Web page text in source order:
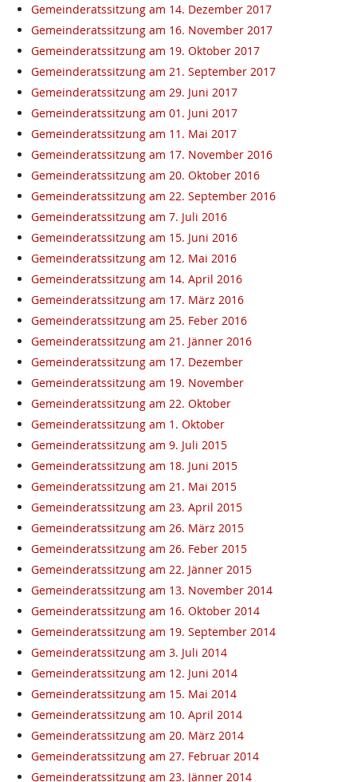
Gemeinderatssitzung am 14. Dezember 2017
Gemeinderatssitzung am 16. November 2017
Gemeinderatssitzung am 19. Oktober 2017
Gemeinderatssitzung am 21. September 2017
Gemeinderatssitzung am 29. Juni 2017
Gemeinderatssitzung am 01. Juni 2017
Gemeinderatssitzung am 11. Mai 2017
Gemeinderatssitzung am 17. November 2016
Gemeinderatssitzung am 20. Oktober 2016
Gemeinderatssitzung am 22. September 2016
Gemeinderatssitzung am 7. Juli 2016
Gemeinderatssitzung am 15. Juni 2016
Gemeinderatssitzung am 12. Mai 2016
Gemeinderatssitzung am 14. April 2016
Gemeinderatssitzung am 17. März 2016
Gemeinderatssitzung am 25. Feber 2016
Gemeinderatssitzung am 21. Jänner 2016
Gemeinderatssitzung am 17. Dezember
Gemeinderatssitzung am 19. November
Gemeinderatssitzung am 22. Oktober
Gemeinderatssitzung am 1. Oktober
Gemeinderatssitzung am 9. Juli 2015
Gemeinderatssitzung am 18. Juni 2015
Gemeinderatssitzung am 21. Mai 2015
Gemeinderatssitzung am 23. April 2015
Gemeinderatssitzung am 26. März 2015
Gemeinderatssitzung am 26. Feber 2015
Gemeinderatssitzung am 22. Jänner 2015
Gemeinderatssitzung am 13. November 2014
Gemeinderatssitzung am 16. Oktober 2014
Gemeinderatssitzung am 19. September 2014
Gemeinderatssitzung am 3. Juli 2014
Gemeinderatssitzung am 12. Juni 2014
Gemeinderatssitzung am 15. Mai 2014
Gemeinderatssitzung am 10. April 2014
Gemeinderatssitzung am 20. März 2014
Gemeinderatssitzung am 27. Februar 2014
Gemeinderatssitzung am 23. Jänner 2014